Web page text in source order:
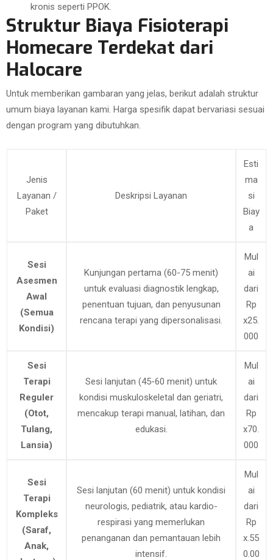
kronis seperti PPOK.
Struktur Biaya Fisioterapi
Homecare Terdekat dari
Halocare
Untuk memberikan gambaran yang jelas, berikut adalah struktur
umum biaya layanan kami. Harga spesifik dapat bervariasi sesuai
dengan program yang dibutuhkan.
Jenis
Layanan /
Paket
Deskripsi Layanan
Esti
ma
si
Biay
a
Sesi
Asesmen
Awal
(Semua
Kondisi)
Kunjungan pertama (60-75 menit)
untuk evaluasi diagnostik lengkap,
penentuan tujuan, dan penyusunan
rencana terapi yang dipersonalisasi.
Mul
ai
dari
Rp
x25.
000
Sesi
Terapi
Reguler
(Otot,
Tulang,
Lansia)
Sesi lanjutan (45-60 menit) untuk
kondisi muskuloskeletal dan geriatri,
mencakup terapi manual, latihan, dan
edukasi.
Mul
ai
dari
Rp
x70.
000
Sesi
Terapi
Kompleks
(Saraf,
Anak,
Sesi lanjutan (60 menit) untuk kondisi
neurologis, pediatrik, atau kardio-
respirasi yang memerlukan
penanganan dan pemantauan lebih
intensif.
Mul
ai
dari
Rp
x.55
0.00